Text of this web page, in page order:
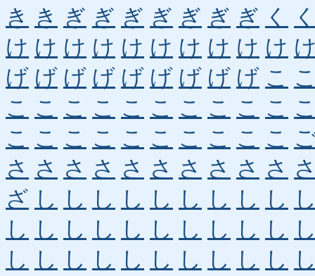
き き ぎ ぎ ぎ ぎ ぎ ぎ ぎ く
け け け け け け け け け け
げ げ げ げ げ げ げ げ げ こ
こ こ こ こ こ こ こ こ こ こ
こ こ こ こ こ こ こ こ こ こ
さ さ さ さ さ さ さ さ さ さ
ざ し し し し し し し し し
し し し し し し し し し し
し し し し し し し し し し